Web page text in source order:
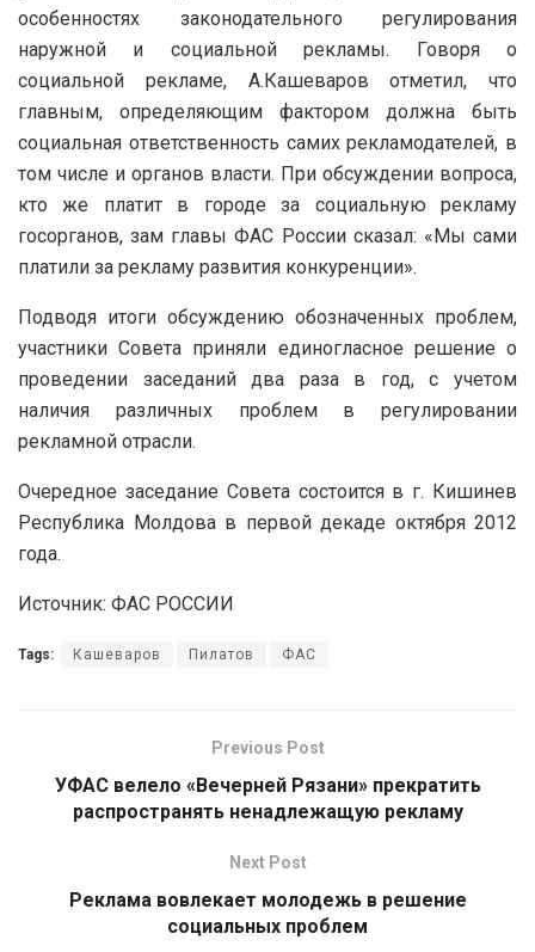
особенностях законодательного регулирования
наружной и социальной рекламы. Говоря о
социальной рекламе, А.Кашеваров отметил, что
главным, определяющим фактором должна быть
социальная ответственность самих рекламодателей, в
том числе и органов власти. При обсуждении вопроса,
кто же платит в городе за социальную рекламу
госорганов, зам главы ФАС России сказал: «Мы сами
платили за рекламу развития конкуренции».
Подводя итоги обсуждению обозначенных проблем,
участники Совета приняли единогласное решение о
проведении заседаний два раза в год, с учетом
наличия различных проблем в регулировании
рекламной отрасли.
Очередное заседание Совета состоится в г. Кишинев
Республика Молдова в первой декаде октября 2012
года.
Источник: ФАС РОССИИ
Tags: Кашеваров Пилатов ФАС
Previous Post
УФАС велело «Вечерней Рязани» прекратить
распространять ненадлежащую рекламу
Next Post
Реклама вовлекает молодежь в решение
социальных проблем